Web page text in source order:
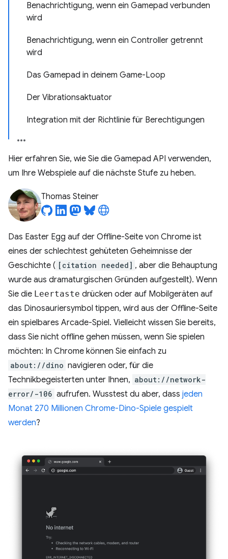
Benachrichtigung, wenn ein Gamepad verbunden
wird
Benachrichtigung, wenn ein Controller getrennt
wird
Das Gamepad in deinem Game-Loop
Der Vibrationsaktuator
Integration mit der Richtlinie für Berechtigungen
Hier erfahren Sie, wie Sie die Gamepad API verwenden,
um Ihre Webspiele auf die nächste Stufe zu heben.
Thomas Steiner
Das Easter Egg auf der Offline-Seite von Chrome ist
eines der schlechtest gehüteten Geheimnisse der
Geschichte ( [citation needed] , aber die Behauptung
wurde aus dramaturgischen Gründen aufgestellt). Wenn
Sie die Leertaste drücken oder auf Mobilgeräten auf
das Dinosauriersymbol tippen, wird aus der Offline-Seite
ein spielbares Arcade-Spiel. Vielleicht wissen Sie bereits,
dass Sie nicht offline gehen müssen, wenn Sie spielen
möchten: In Chrome können Sie einfach zu
about://dino navigieren oder, für die
Technikbegeisterten unter Ihnen, about://network-
error/-106 aufrufen. Wusstest du aber, dass jeden
Monat 270 Millionen Chrome-Dino-Spiele gespielt
werden?